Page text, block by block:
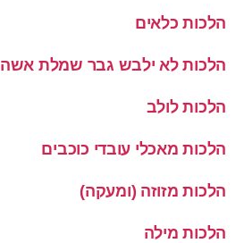
הלכות כלאים
הלכות לא ילבש גבר שמלת אשה
הלכות לולב
הלכות מאכלי עובדי כוכבים
הלכות מזוזה (ומעקה)
הלכות מילה